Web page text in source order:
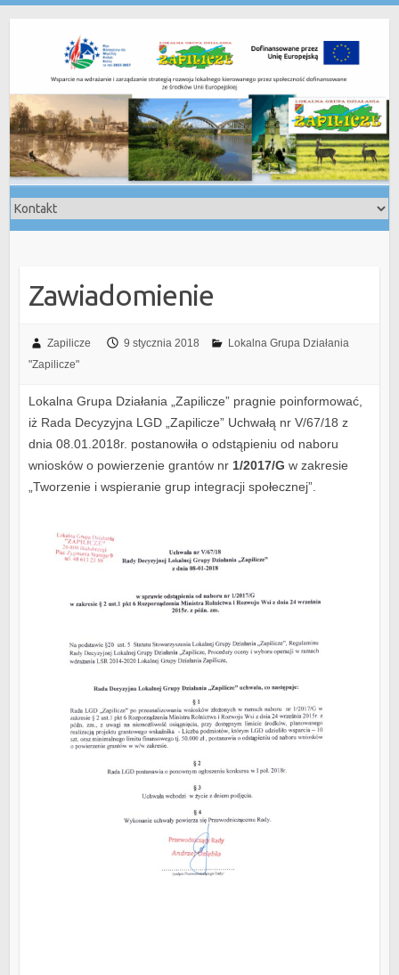
Zawiadomienie
Zapilicze 9 stycznia 2018
Lokalna Grupa Działania
"Zapilicze"
Lokalna Grupa Działania „Zapilicze” pragnie poinformować,
iż Rada Decyzyjna LGD „Zapilicze” Uchwałą nr V/67/18 z
dnia 08.01.2018r. postanowiła o odstąpieniu od naboru
wniosków o powierzenie grantów nr 1/2017/G w zakresie
„Tworzenie i wspieranie grup integracji społecznej”.